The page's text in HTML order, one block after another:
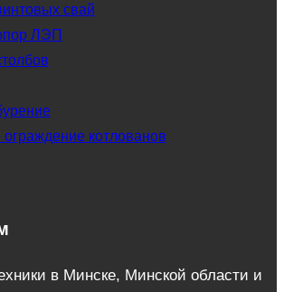
свай
ЛЭП
котлованов
в Минске, Минской области и